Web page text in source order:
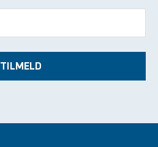
TILMELD